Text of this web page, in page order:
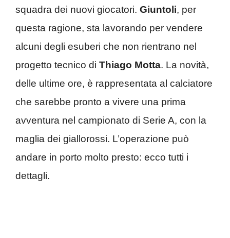
squadra dei nuovi giocatori. Giuntoli, per
questa ragione, sta lavorando per vendere
alcuni degli esuberi che non rientrano nel
progetto tecnico di Thiago Motta. La novità,
delle ultime ore, è rappresentata al calciatore
che sarebbe pronto a vivere una prima
avventura nel campionato di Serie A, con la
maglia dei giallorossi. L’operazione può
andare in porto molto presto: ecco tutti i
dettagli.